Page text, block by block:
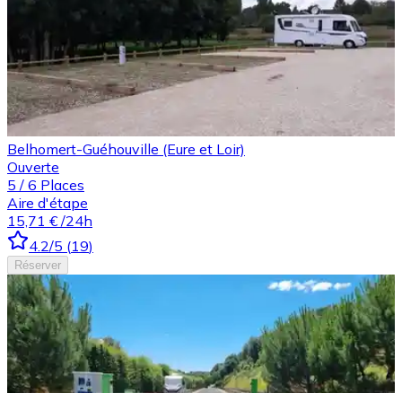
Belhomert-Guéhouville (Eure et Loir)
Ouverte
5 / 6 Places
Aire d'étape
15,71 € /24h
4.2/5 (19)
Réserver